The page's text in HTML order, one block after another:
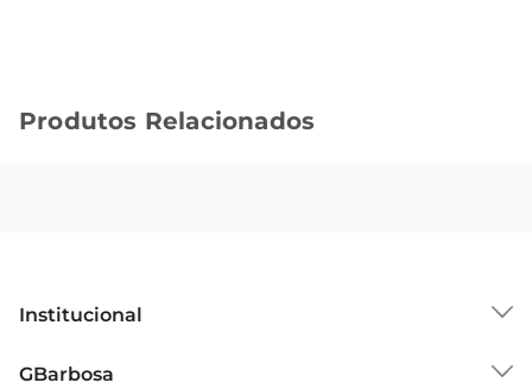
Praticidade para o Dia a Dia
de forma rápida e saborosa, sem abrir mão da
Versatilidade na Cozinha
Produtos Relacionados
Institucional
GBarbosa